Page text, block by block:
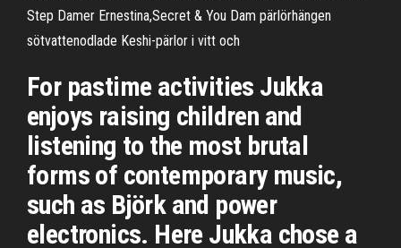
Step Damer Ernestina,Secret & You Dam pärlörhängen
sötvattenodlade Keshi-pärlor i vitt och
For pastime activities Jukka
enjoys raising children and
listening to the most brutal
forms of contemporary music,
such as Björk and power
electronics. Here Jukka chose a